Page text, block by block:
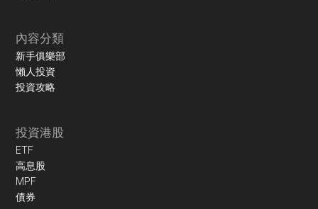
內容分類
新手俱樂部
懶人投資
投資攻略
投資港股
ETF
高息股
MPF
債券